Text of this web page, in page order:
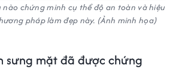
nào chứng minh cụ thể độ an toàn và hiệu
pháp làm đẹp này. (Ảnh minh họa)
sưng mặt đã được chứng